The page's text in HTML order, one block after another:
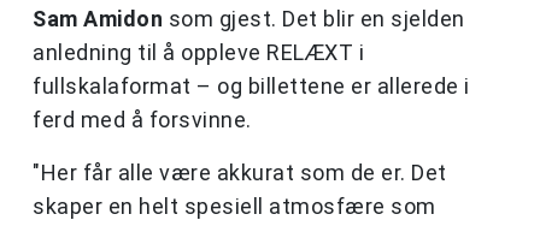
Sam Amidon som gjest. Det blir en sjelden
anledning til å oppleve RELÆXT i
fullskalaformat – og billettene er allerede i
ferd med å forsvinne.
"Her får alle være akkurat som de er. Det
skaper en helt spesiell atmosfære som